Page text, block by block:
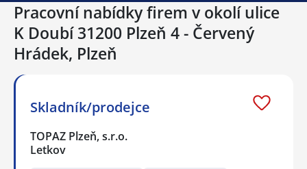
Pracovní nabídky firem v okolí ulice
K Doubí 31200 Plzeň 4 - Červený
Hrádek, Plzeň
Skladník/prodejce
TOPAZ Plzeň, s.r.o.
Letkov